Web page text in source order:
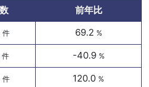
前年比
件 69.2 %
件 -40.9 %
件 120.0 %